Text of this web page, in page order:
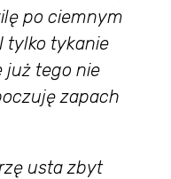
po ciemnym
tylko tykanie
już tego nie
zapach
usta zbyt